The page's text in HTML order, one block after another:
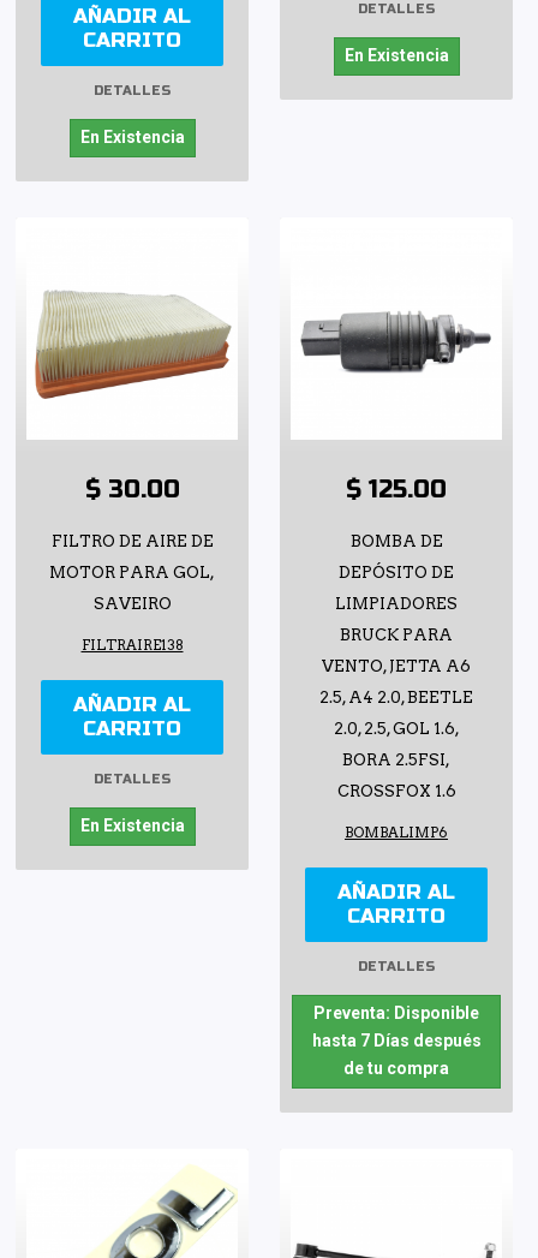
AÑADIR AL
CARRITO
DETALLES
En Existencia
DETALLES
En Existencia
$ 30.00
FILTRO DE AIRE DE
MOTOR PARA GOL,
SAVEIRO
FILTRAIRE138
AÑADIR AL
CARRITO
DETALLES
En Existencia
$ 125.00
BOMBA DE
DEPÓSITO DE
LIMPIADORES
BRUCK PARA
VENTO, JETTA A6
2.5, A4 2.0, BEETLE
2.0, 2.5, GOL 1.6,
BORA 2.5FSI,
CROSSFOX 1.6
BOMBALIMP6
AÑADIR AL
CARRITO
DETALLES
Preventa: Disponible
hasta 7 Días después
de tu compra